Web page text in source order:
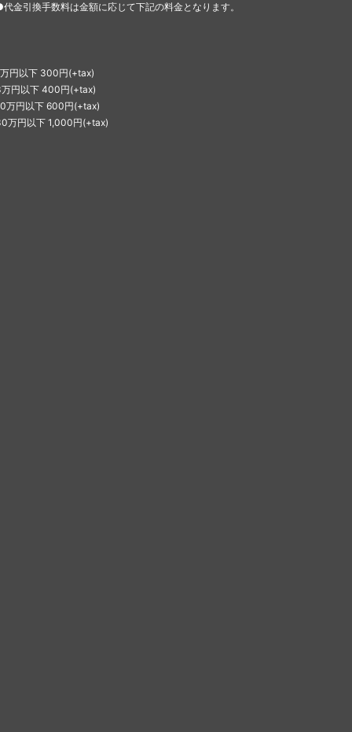
金引換手数料は金額に応じて下記の料金となります。
円以下 300円(+tax)
円以下 400円(+tax)
万円以下 600円(+tax)
万円以下 1,000円(+tax)